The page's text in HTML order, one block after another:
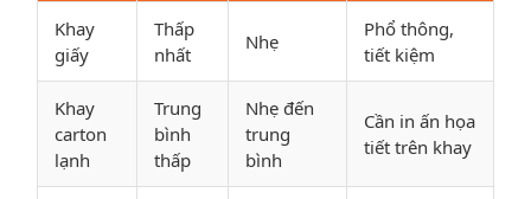
Khay
giấy
Thấp
nhất
Nhẹ
Phổ thông,
tiết kiệm
Khay
carton
lạnh
Trung
bình
thấp
Nhẹ đến
trung
bình
Cần in ấn họa
tiết trên khay